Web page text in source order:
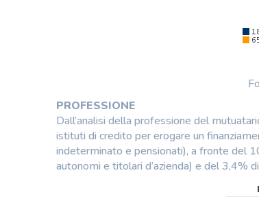
PROFESSIONE
Dall’analisi della professione del
istituti di credito per erogare un
indeterminato e pensionati), a fronte del
autonomi e titolari d’azienda) e del 3,4%